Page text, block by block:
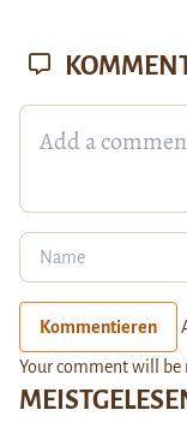
Kommentieren
Your comment will be